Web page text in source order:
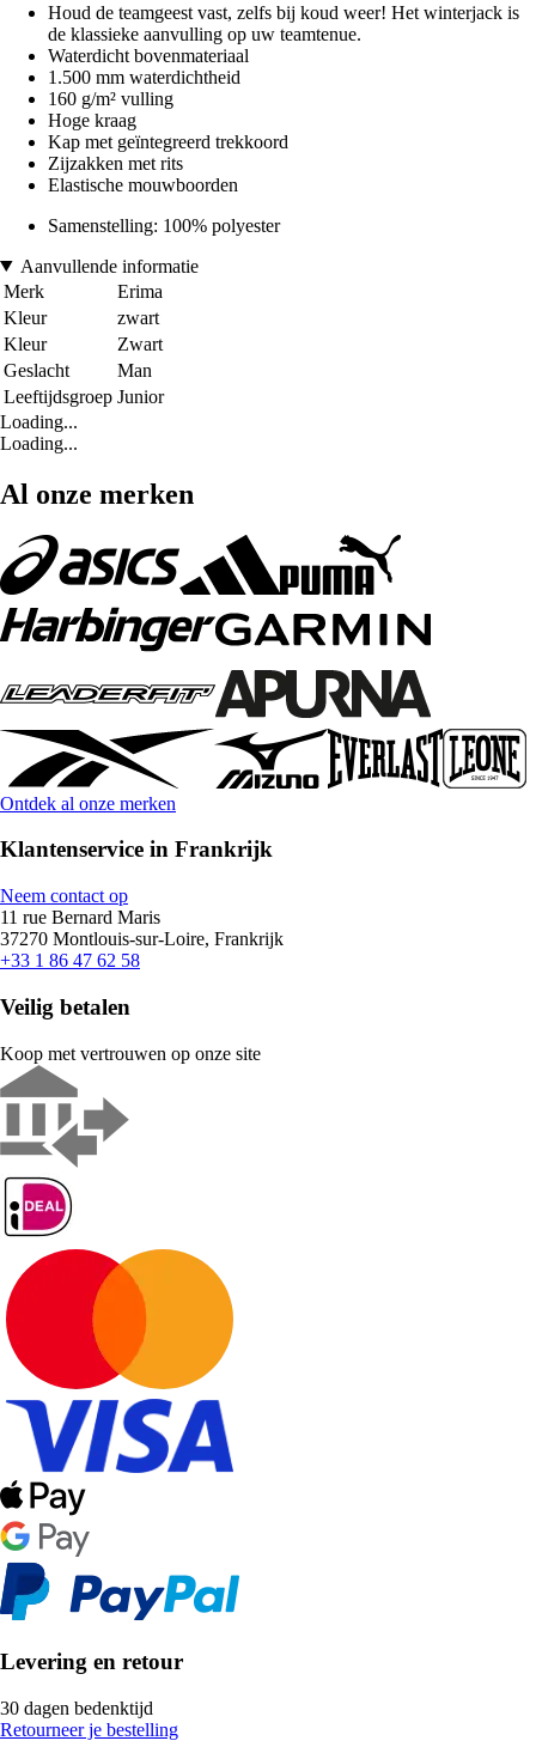
Houd de teamgeest vast, zelfs bij koud weer! Het winterjack is
de klassieke aanvulling op uw teamtenue.
Waterdicht bovenmateriaal
1.500 mm waterdichtheid
160 g/m² vulling
Hoge kraag
Kap met geïntegreerd trekkoord
Zijzakken met rits
Elastische mouwboorden
Samenstelling: 100% polyester
Aanvullende informatie
Merk
Erima
Kleur
zwart
Kleur
Zwart
Geslacht
Man
Leeftijdsgroep Junior
Loading...
Loading...
Al onze merken
Ontdek al onze merken
Klantenservice in Frankrijk
Neem contact op
11 rue Bernard Maris
37270 Montlouis-sur-Loire, Frankrijk
+33 1 86 47 62 58
Veilig betalen
Koop met vertrouwen op onze site
Levering en retour
30 dagen bedenktijd
Retourneer je bestelling